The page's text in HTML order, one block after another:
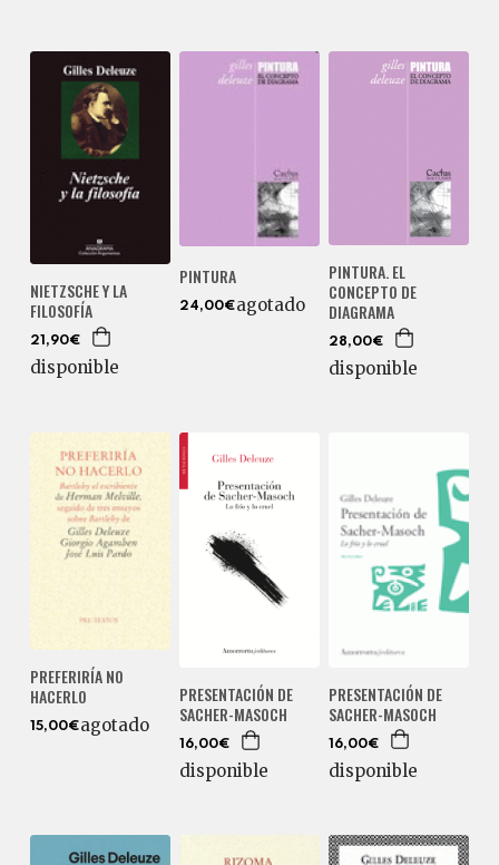
NIETZSCHE Y LA
FILOSOFÍA
21,90€
disponible
PINTURA
24,00€agotado
PINTURA. EL
CONCEPTO DE
DIAGRAMA
28,00€
disponible
PREFERIRÍA NO
HACERLO
15,00€agotado
PRESENTACIÓN DE
SACHER-MASOCH
16,00€
disponible
PRESENTACIÓN DE
SACHER-MASOCH
16,00€
disponible